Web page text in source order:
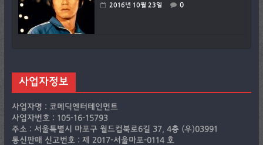
2016년 10월 23일 0
사업자정보
사업자명 : 코메딕엔터테인먼트
사업자번호 : 105-16-15793
주소 : 서울특별시 마포구 월드컵북로6길 37, 4층 (우)03991
통신판매 신고번호 : 제 2017-서울마포-0114 호